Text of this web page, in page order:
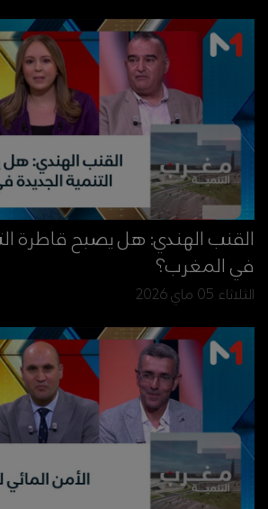
القنب الهندي: هل يصبح قاطرة
في المغرب؟
الثلاثاء 05 ماي 2026